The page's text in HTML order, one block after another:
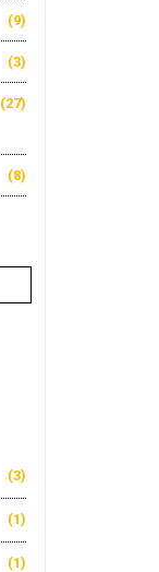
(9)
(3)
(27)
(8)
(3)
(1)
(1)